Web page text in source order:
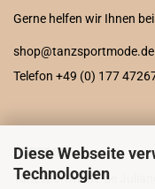
Diese Webseite
Technologien
Gerne helfen wir Ihnen
shop@tanzsportmode.de
Telefon +49 (0) 177
ADRESSE
Tanzsportmode.de